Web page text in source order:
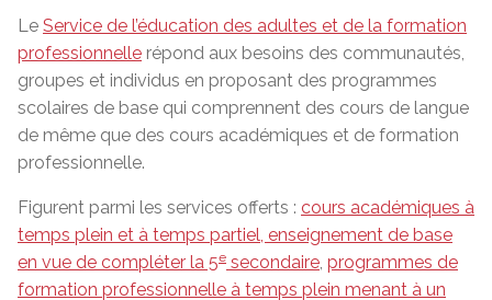
Le Service de l’éducation des adultes et de la formation
professionnelle répond aux besoins des communautés,
groupes et individus en proposant des programmes
scolaires de base qui comprennent des cours de langue
de même que des cours académiques et de formation
professionnelle.
Figurent parmi les services offerts : cours académiques à
temps plein et à temps partiel, enseignement de base
en vue de compléter la 5e secondaire programmes de
formation professionnelle à temps plein menant à un